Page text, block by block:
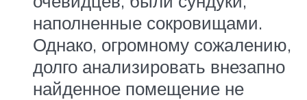
наполненные сокровищами.
Однако, огромному сожалению,
долго анализировать внезапно
найденное помещение не